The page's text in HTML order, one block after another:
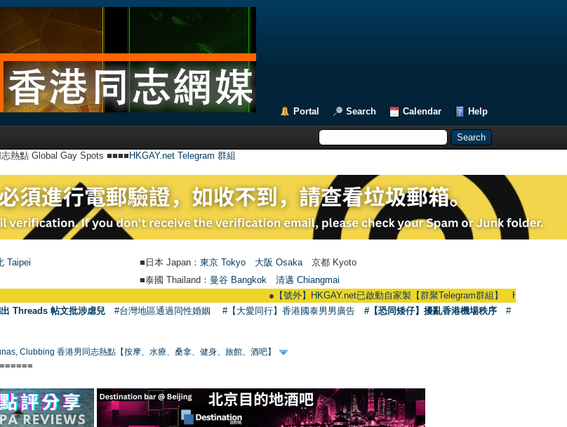
Portal Search Calendar Help
熱點 Global Gay Spots ■■■■ HKGAY.net Telegram 群組
Taipei ■日本 Japan： 東京 Tokyo 大阪 Osaka 京都 Kyoto
■泰國 Thailand： 曼谷 Bangkok
清邁 Chiangmai
【號外】HKGAY.net已啟動自家製【群聚Telegram群組】 HKGAY.net has
Threads 帖文批涉虐兒 #台灣地區通過同性婚姻 #【大愛同行】香港國泰男男廣告 #【恐同矮仔】擾亂香港機場秩序
#
Clubbing 香港男同志熱點【按摩、水療、桑拿、健身、旅館、酒吧】